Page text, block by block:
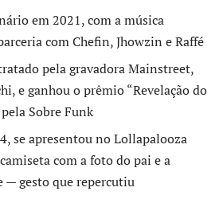
em 2021, com a música
com Chefin, Jhowzin e Raffé
pela gravadora Mainstreet,
e ganhou o prêmio “Revelação do
Sobre Funk
se apresentou no Lollapalooza
com a foto do pai e a
— gesto que repercutiu